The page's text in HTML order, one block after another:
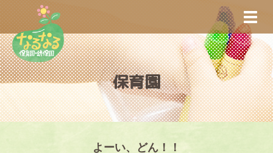
i
p
t
o
m
a
保育園
よーい、どん！！